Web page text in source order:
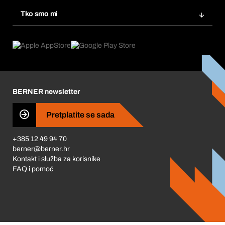
Ponovno naručivanje
Pretplate
Tražitelji proizvoda
Tko smo mi
Što nas pokreće
Business Conduct
BERNER newsletter
Pretplatite se sada
+385 12 49 94 70
berner@berner.hr
Kontakt i služba za korisnike
FAQ i pomoć